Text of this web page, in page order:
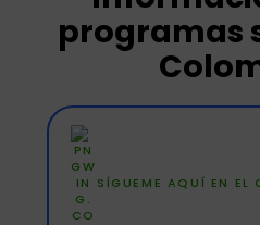
programas
SÍGUEME AQUÍ EN EL